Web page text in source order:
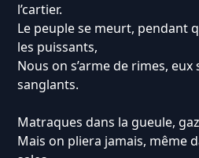
l’cartier.
Le peuple se meurt, pendant
les puissants,
Nous on s’arme de rimes, eux
sanglants.
Matraques dans la gueule,
Mais on pliera jamais, même